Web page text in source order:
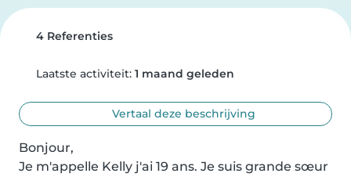
4 Referenties
Laatste activiteit: 1 maand geleden
Vertaal deze beschrijving
Bonjour,
Je m'appelle Kelly j'ai 19 ans. Je suis grande sœur